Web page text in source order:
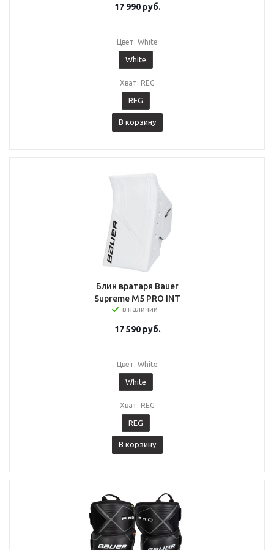
17 990руб.
Цвет: White
White
Хват: REG
REG
В корзину
Блин вратаря Bauer
Supreme M5 PRO INT
в наличии
17 590руб.
Цвет: White
White
Хват: REG
REG
В корзину